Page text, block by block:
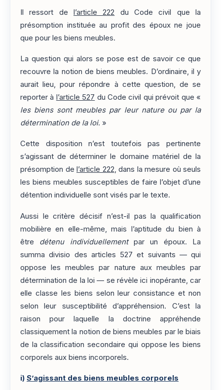
Il ressort de l’article 222 du Code civil que la
présomption instituée au profit des époux ne joue
que pour les biens meubles.
La question qui alors se pose est de savoir ce que
recouvre la notion de biens meubles. D’ordinaire, il y
aurait lieu, pour répondre à cette question, de se
reporter à l’article 527 du Code civil qui prévoit que «
les biens sont meubles par leur nature ou par la
détermination de la loi. »
Cette disposition n’est toutefois pas pertinente
s’agissant de déterminer le domaine matériel de la
présomption de l’article 222, dans la mesure où seuls
les biens meubles susceptibles de faire l’objet d’une
détention individuelle sont visés par le texte.
Aussi le critère décisif n’est-il pas la qualification
mobilière en elle-même, mais l’aptitude du bien à
être détenu individuellementpar un époux. La
summa divisio des articles 527 et suivants — qui
oppose les meubles par nature aux meubles par
détermination de la loi — se révèle ici inopérante, car
elle classe les biens selon leur consistance et non
selon leur susceptibilité d’appréhension. C’est la
raison pour laquelle la doctrine appréhende
classiquement la notion de biens meubles par le biais
de la classification secondaire qui oppose les biens
corporels aux biens incorporels.
i) S’agissant des biens meubles corporels